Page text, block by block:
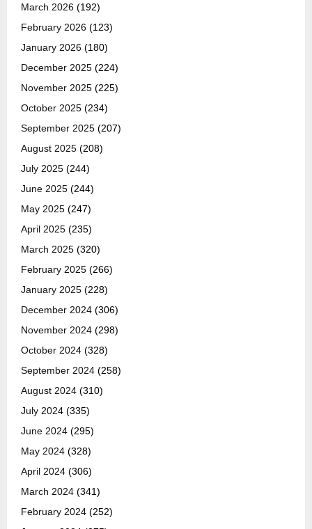
March 2026 (192)
February 2026 (123)
January 2026 (180)
December 2025 (224)
November 2025 (225)
October 2025 (234)
September 2025 (207)
August 2025 (208)
July 2025 (244)
June 2025 (244)
May 2025 (247)
April 2025 (235)
March 2025 (320)
February 2025 (266)
January 2025 (228)
December 2024 (306)
November 2024 (298)
October 2024 (328)
September 2024 (258)
August 2024 (310)
July 2024 (335)
June 2024 (295)
May 2024 (328)
April 2024 (306)
March 2024 (341)
February 2024 (252)